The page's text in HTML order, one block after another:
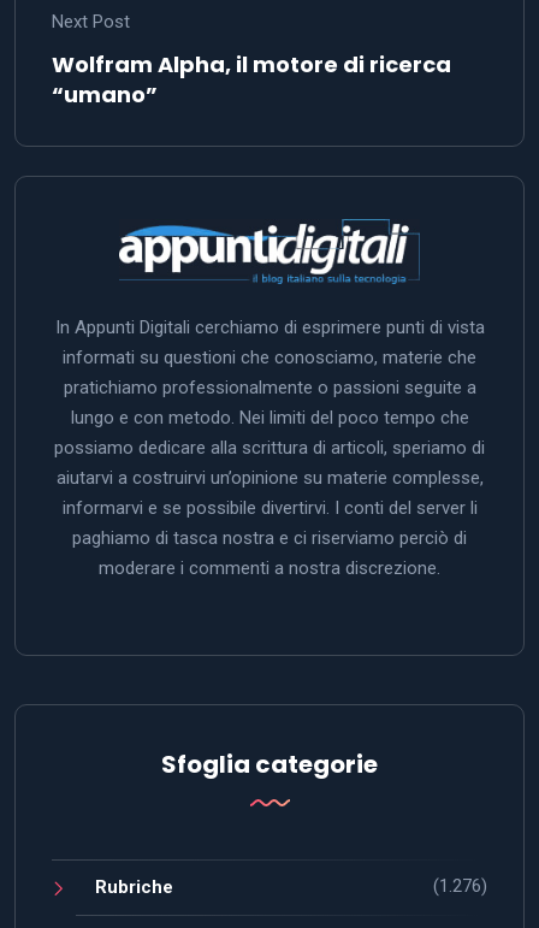
Next Post
Wolfram Alpha, il motore di ricerca
“umano”
In Appunti Digitali cerchiamo di esprimere punti di vista
informati su questioni che conosciamo, materie che
pratichiamo professionalmente o passioni seguite a
lungo e con metodo. Nei limiti del poco tempo che
possiamo dedicare alla scrittura di articoli, speriamo di
aiutarvi a costruirvi un’opinione su materie complesse,
informarvi e se possibile divertirvi. I conti del server li
paghiamo di tasca nostra e ci riserviamo perciò di
moderare i commenti a nostra discrezione.
Sfoglia categorie
Rubriche (1.276)